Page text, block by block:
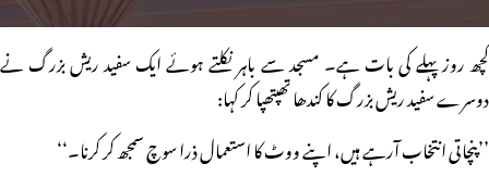
کچھ روز پہلے کی بات ہے۔ مسجد سے باہر نکلتے ہوئے ایک سفید ریش بزرگ نے
دوسرے سفید ریش بزرگ کا کندھا تھپتھپا کر کہا:
’’پنچاتی انتخاب آرہے ہیں، اپنے ووٹ کا استعمال ذرا سوچ سمجھ کر کرنا۔‘‘